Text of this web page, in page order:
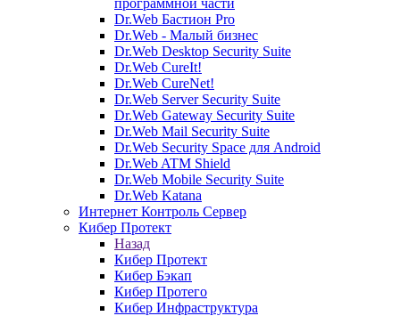
программной части
Dr.Web Бастион Pro
Dr.Web - Малый бизнес
Dr.Web Desktop Security Suite
Dr.Web CureIt!
Dr.Web CureNet!
Dr.Web Server Security Suite
Dr.Web Gateway Security Suite
Dr.Web Mail Security Suite
Dr.Web Security Space для Android
Dr.Web ATM Shield
Dr.Web Mobile Security Suite
Dr.Web Katana
Интернет Контроль Сервер
Кибер Протект
Назад
Кибер Протект
Кибер Бэкап
Кибер Протего
Кибер Инфраструктура